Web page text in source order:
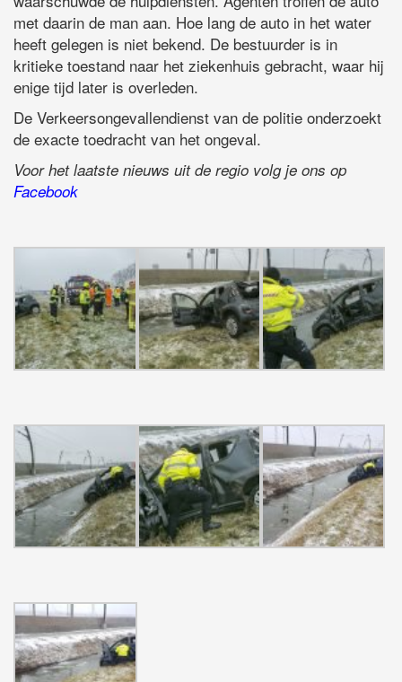
met daarin de man aan. Hoe lang de auto in het water
heeft gelegen is niet bekend. De bestuurder is in
kritieke toestand naar het ziekenhuis gebracht, waar hij
enige tijd later is overleden.
De Verkeersongevallendienst van de politie onderzoekt
de exacte toedracht van het ongeval.
Voor het laatste nieuws uit de regio volg je ons op
Facebook